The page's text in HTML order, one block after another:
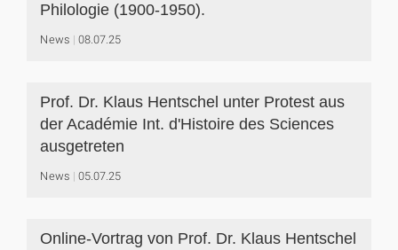
Philologie (1900-1950).
News 08.07.25
Prof. Dr. Klaus Hentschel unter Protest aus
der Académie Int. d'Histoire des Sciences
ausgetreten
News 05.07.25
Online-Vortrag von Prof. Dr. Klaus Hentschel